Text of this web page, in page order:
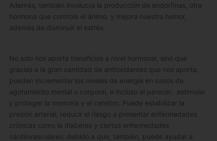
Además, también involucra la producción de endorfinas, otra
hormona que controla el ánimo, y mejora nuestro humor,
además de disminuir el estrés.
No solo nos aporta beneficios a nivel hormonal, sino que
gracias a la gran cantidad de antioxidantes que nos aporta,
pueden incrementar los niveles de energía en casos de
agotamiento mental o corporal, e incluso al parecer, estimular
y proteger la memoria y el cerebro. Puede estabilizar la
presión arterial, reducir el riesgo a presentar enfermedades
crónicas como la diabetes y ciertas enfermedades
cardiovasculares, debido a que, también, puede ayudar a